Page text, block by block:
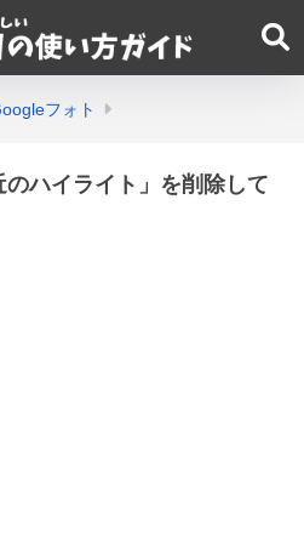
フォト
ハイライト」を削除して